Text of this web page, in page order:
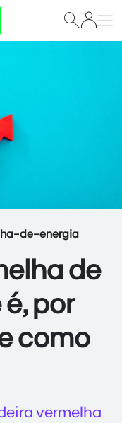
de-energia
de
por
como
vermelha